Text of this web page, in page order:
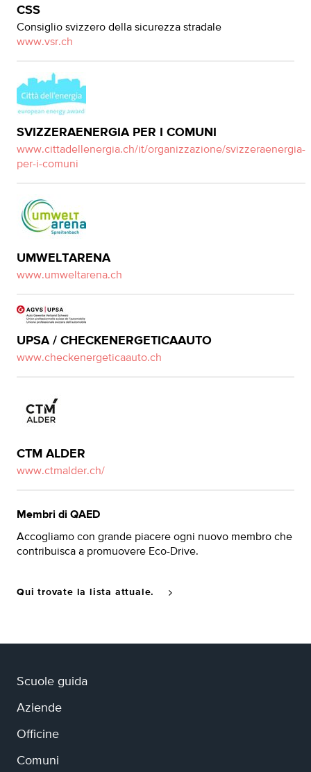
CSS
Consiglio svizzero della sicurezza stradale
www.vsr.ch
SVIZZERAENERGIA PER I COMUNI
www.cittadellenergia.ch/it/organizzazione/svizzeraenergia-
per-i-comuni
UMWELTARENA
www.umweltarena.ch
UPSA / CHECKENERGETICAAUTO
www.checkenergeticaauto.ch
CTM ALDER
www.ctmalder.ch/
Membri di QAED
Accogliamo con grande piacere ogni nuovo membro che
contribuisca a promuovere Eco-Drive.
Qui trovate la lista attuale.
Scuole guida
Aziende
Officine
Comuni